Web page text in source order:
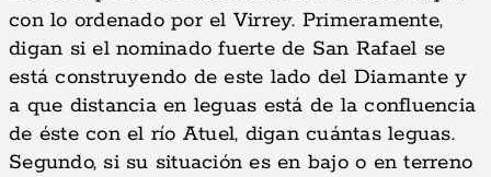
con lo ordenado por el Virrey. Primeramente,
digan si el nominado fuerte de San Rafael se
está construyendo de este lado del Diamante y
a que distancia en leguas está de la confluencia
de éste con el río Atuel, digan cuántas leguas.
Segundo, si su situación es en bajo o en terreno